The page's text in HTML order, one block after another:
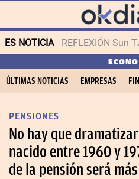
ES NOTICIA REFLEXIÓN Sun
ÚLTIMAS NOTICIAS EMPRESAS
PENSIONES
No hay que
nacido entre 1960 y
de la pensión será